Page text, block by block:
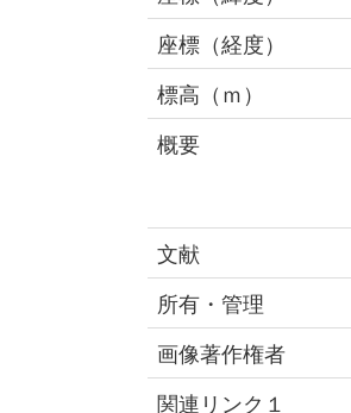
座標（経度）
標高（ｍ）
概要
文献
所有・管理
画像著作権者
関連リンク１